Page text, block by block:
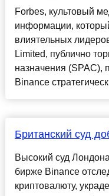
Forbes, культовый
информации,
влиятельных
Limited, публично
назначения (SPAC),
Binance
Британский суд
Высокий суд
бирже Binance
криптовалюту,